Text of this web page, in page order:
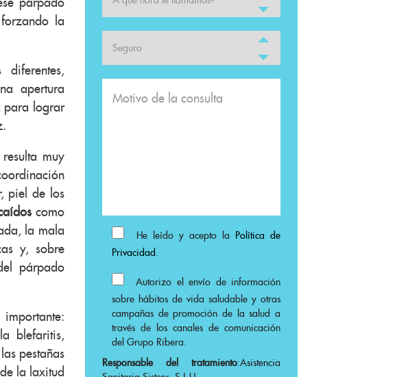
la
apertura
para lograr
resulta muy
piel de los
como
la mala
y, sobre
párpado
blefaritis,
pestañas
la laxitud
He leído y acepto la Política de
Privacidad.
Autorizo el envío de información
sobre hábitos de vida saludable y otras
campañas de promoción de la salud a
través de los canales de comunicación
del Grupo Ribera.
Responsable del tratamiento:Asistencia